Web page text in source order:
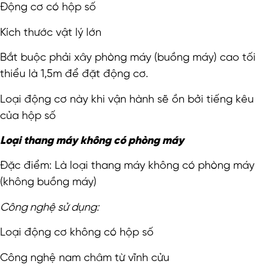
Động cơ có hộp số
Kích thước vật lý lớn
Bắt buộc phải xây phòng máy (buồng máy) cao tối
thiểu là 1,5m để đặt động cơ.
Loại động cơ này khi vận hành sẽ ồn bởi tiếng kêu
của hộp số
Loại thang máy không có phòng máy
Đặc điểm: Là loại thang máy không có phòng máy
(không buồng máy)
Công nghệ sử dụng:
Loại động cơ không có hộp số
Công nghệ nam châm từ vĩnh cửu